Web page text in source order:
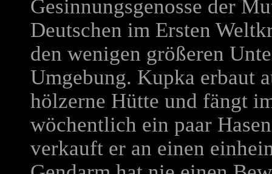
Gesinnungsgenosse der
Deutschen im Ersten
den wenigen größeren
Umgebung. Kupka erbaut
hölzerne Hütte und fängt
wöchentlich ein paar
verkauft er an einen